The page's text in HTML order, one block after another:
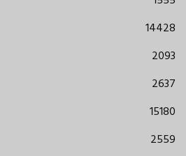
14428
2093
2637
15180
2559